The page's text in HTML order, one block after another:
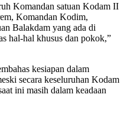
Komandan satuan Kodam II
Komandan Kodim,
Balakdam yang ada di
hal-hal khusus dan pokok,”
kesiapan dalam
secara keseluruhan Kodam
ini masih dalam keadaan